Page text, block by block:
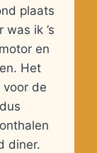
plaats
ik ’s
en
Het
de
diner.